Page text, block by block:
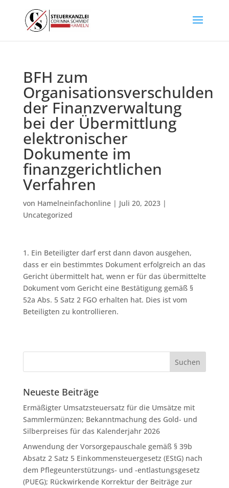
BFH zum
Organisationsverschulden
der Finanzverwaltung
bei der Übermittlung
elektronischer
Dokumente im
finanzgerichtlichen
Verfahren
von Hamelneinfachonline| Juli 20, 2023|
Uncategorized
1. Ein Beteiligter darf erst dann davon ausgehen,
dass er ein bestimmtes Dokument erfolgreich an das
Gericht übermittelt hat, wenn er für das übermittelte
Dokument vom Gericht eine Bestätigung gemäß §
52a Abs. 5 Satz 2 FGO erhalten hat. Dies ist vom
Beteiligten zu kontrollieren.
Neueste Beiträge
Ermäßigter Umsatzsteuersatz für die Umsätze mit
Sammlermünzen; Bekanntmachung des Gold- und
Silberpreises für das Kalenderjahr 2026
Anwendung der Vorsorgepauschale gemäß § 39b
Absatz 2 Satz 5 Einkommensteuergesetz (EStG) nach
dem Pflegeunterstützungs- und -entlastungsgesetz
(PUEG); Rückwirkende Korrektur der Beiträge zur